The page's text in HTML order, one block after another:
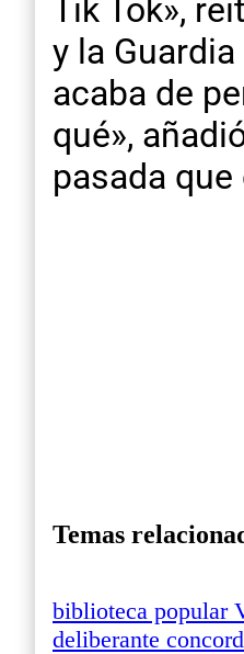
Tik Tok»,
y la
acaba de
qué»,
pasada
Temas
biblioteca popular
deliberante